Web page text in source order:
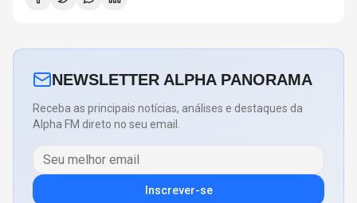
NEWSLETTER ALPHA PANORAMA
Receba as principais notícias, análises e destaques da
Alpha FM direto no seu email.
Inscrever-se